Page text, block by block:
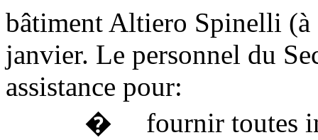
bâtiment Altiero Spinelli (à
janvier. Le personnel du
assistance pour:
�
fournir toutes